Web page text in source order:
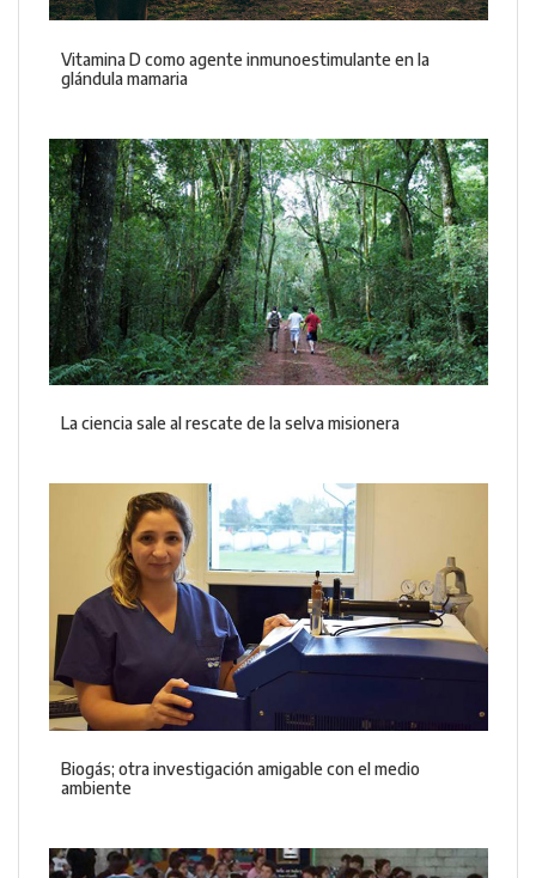
Vitamina D como agente inmunoestimulante en la
glándula mamaria
La ciencia sale al rescate de la selva misionera
Biogás; otra investigación amigable con el medio
ambiente